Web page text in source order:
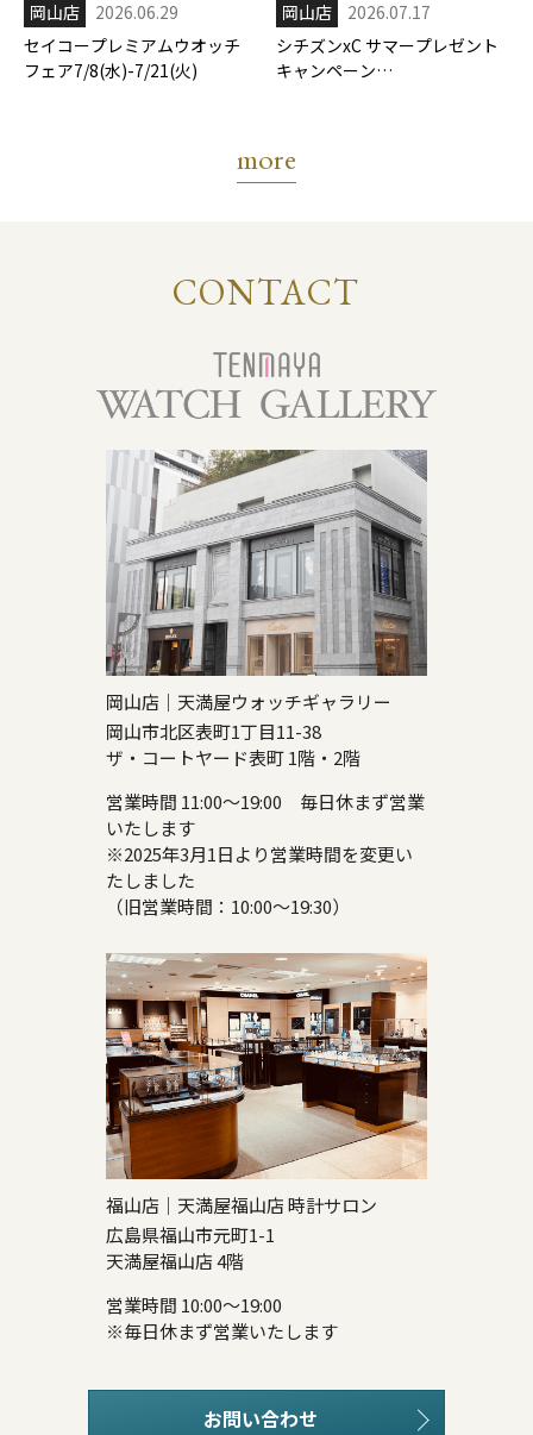
岡山店
2026.06.29
セイコープレミアムウオッチ
フェア7/8(水)-7/21(火)
岡山店
2026.07.17
シチズンxC サマープレゼント
キャンペーン
more
CONTACT
岡山店｜天満屋ウォッチギャラリー
岡山市北区表町1丁目11-38
ザ・コートヤード表町 1階・2階
営業時間 11:00～19:00 毎日休まず営業
いたします
※2025年3月1日より営業時間を変更い
たしました
（旧営業時間：10:00～19:30）
福山店｜天満屋福山店 時計サロン
広島県福山市元町1-1
天満屋福山店 4階
営業時間 10:00～19:00
※毎日休まず営業いたします
お問い合わせ